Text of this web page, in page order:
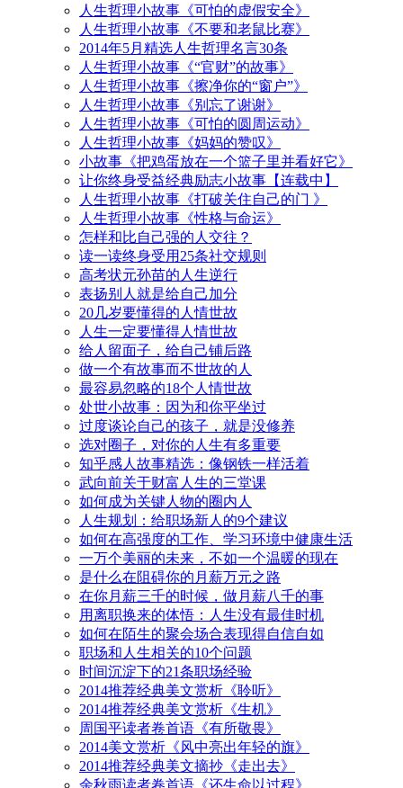
人生哲理小故事《可怕的虚假安全》
人生哲理小故事《不要和老鼠比赛》
2014年5月精选人生哲理名言30条
人生哲理小故事《“官财”的故事》
人生哲理小故事《擦净你的“窗户”》
人生哲理小故事《别忘了谢谢》
人生哲理小故事《可怕的圆周运动》
人生哲理小故事《妈妈的赞叹》
小故事《把鸡蛋放在一个篮子里并看好它》
让你终身受益经典励志小故事【连载中】
人生哲理小故事《打破关住自己的门 》
人生哲理小故事《性格与命运》
怎样和比自己强的人交往？
读一读终身受用25条社交规则
高考状元孙苗的人生逆行
表扬别人就是给自己加分
20几岁要懂得的人情世故
人生一定要懂得人情世故
给人留面子，给自己铺后路
做一个有故事而不世故的人
最容易忽略的18个人情世故
处世小故事：因为和你平坐过
过度谈论自己的孩子，就是没修养
选对圈子，对你的人生有多重要
知乎感人故事精选：像钢铁一样活着
武向前关于财富人生的三堂课
如何成为关键人物的圈内人
人生规划：给职场新人的9个建议
如何在高强度的工作、学习环境中健康生活
一万个美丽的未来，不如一个温暖的现在
是什么在阻碍你的月薪万元之路
在你月薪三千的时候，做月薪八千的事
用离职换来的体悟：人生没有最佳时机
如何在陌生的聚会场合表现得自信自如
职场和人生相关的10个问题
时间沉淀下的21条职场经验
2014推荐经典美文赏析《聆听》
2014推荐经典美文赏析《生机》
周国平读者卷首语《有所敬畏》
2014美文赏析《风中亮出年轻的旗》
2014推荐经典美文摘抄《走出去》
余秋雨读者卷首语《还生命以过程》